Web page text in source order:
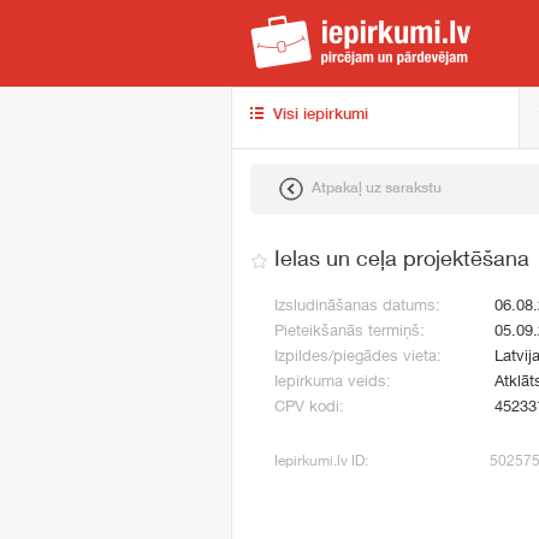
Visi iepirkumi
Atpakaļ uz sarakstu
Ielas un ceļa projektēšana
Izsludināšanas datums:
Pieteikšanās termiņš:
Izpildes/piegādes vieta:
Iepirkuma veids:
CPV kodi:
Iepirkumi.lv ID: